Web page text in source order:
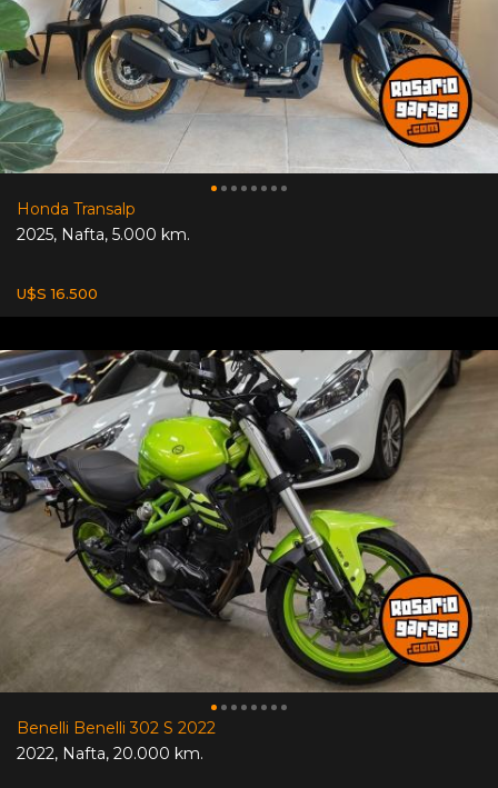
Honda Transalp
2025, Nafta, 5.000 km.
U$S 16.500
Benelli Benelli 302 S 2022
2022, Nafta, 20.000 km.